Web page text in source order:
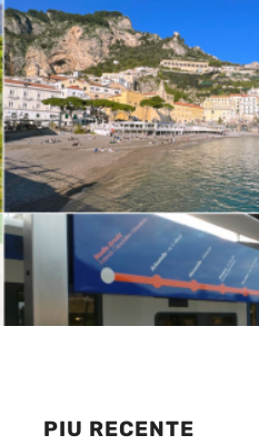
PIU RECENTE